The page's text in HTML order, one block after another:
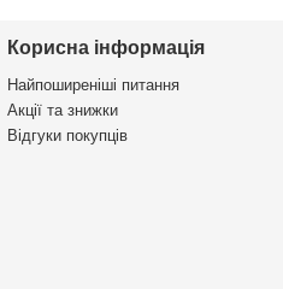
Корисна інформація
Найпоширеніші питання
Акції та знижки
Відгуки покупців